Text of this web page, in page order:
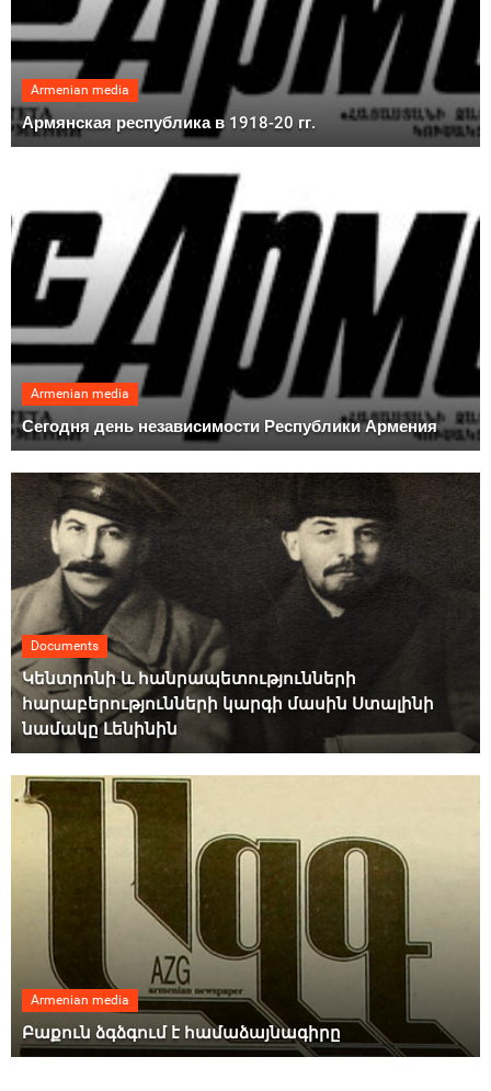
Armenian media
Армянская республика в 1918-20 гг.
Armenian media
Сегодня день независимости Республики Армения
Documents
Կենտրոնի և հանրապետությունների
հարաբերությունների կարգի մասին Ստալինի
նամակը Լենինին
Armenian media
Բաքուն ձգձգում է համաձայնագիրը